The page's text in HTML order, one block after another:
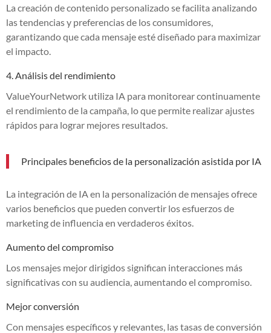
La creación de contenido personalizado se facilita analizando
las tendencias y preferencias de los consumidores,
garantizando que cada mensaje esté diseñado para maximizar
el impacto.
4. Análisis del rendimiento
ValueYourNetwork utiliza IA para monitorear continuamente
el rendimiento de la campaña, lo que permite realizar ajustes
rápidos para lograr mejores resultados.
Principales beneficios de la personalización asistida por IA
La integración de IA en la personalización de mensajes ofrece
varios beneficios que pueden convertir los esfuerzos de
marketing de influencia en verdaderos éxitos.
Aumento del compromiso
Los mensajes mejor dirigidos significan interacciones más
significativas con su audiencia, aumentando el compromiso.
Mejor conversión
Con mensajes específicos y relevantes, las tasas de conversión